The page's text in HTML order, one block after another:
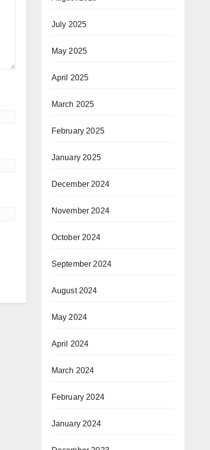
July 2025
May 2025
April 2025
March 2025
February 2025
January 2025
December 2024
November 2024
October 2024
September 2024
August 2024
May 2024
April 2024
March 2024
February 2024
January 2024